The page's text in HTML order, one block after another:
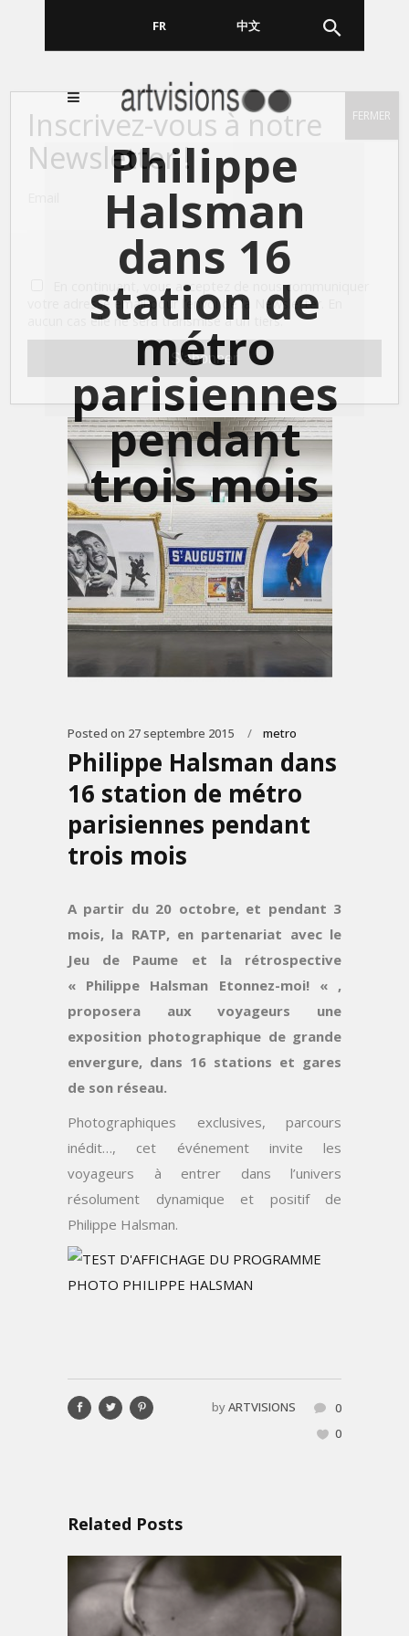
FR 中文
Philippe
Halsman
dans 16
station de
métro
parisiennes
pendant
trois mois
Posted on 27 septembre 2015 metro
Philippe Halsman dans
16 station de métro
parisiennes pendant
trois mois
A partir du 20 octobre, et pendant 3
mois, la RATP, en partenariat avec le
Jeu de Paume et la rétrospective
« Philippe Halsman Etonnez-moi! « ,
proposera aux voyageurs une
exposition photographique de grande
envergure, dans 16 stations et gares
de son réseau.
Photographiques exclusives, parcours
inédit…, cet événement invite les
voyageurs à entrer dans l’univers
résolument dynamique et positif de
Philippe Halsman.
byARTVISIONS
0
0
Related Posts
Inscrivez-vous à notre
Newsletter !
En continuant, vous acceptez de nous communiquer
votre adresse email pour l’envoi de la Newsletter. En
aucun cas elle ne sera transmise à un tiers.
FERMER